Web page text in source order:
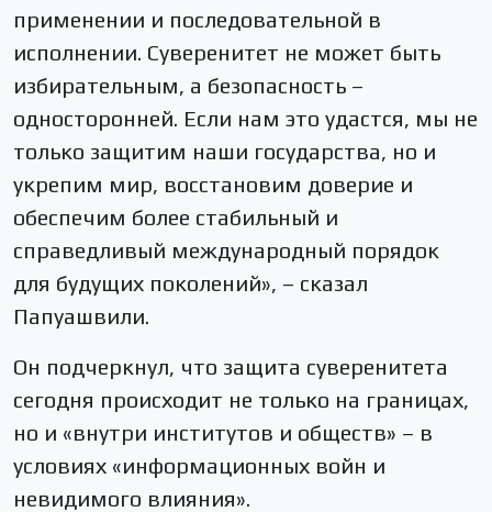
применении и последовательной в
исполнении. Суверенитет не может быть
избирательным, а безопасность –
односторонней. Если нам это удастся, мы не
только защитим наши государства, но и
укрепим мир, восстановим доверие и
обеспечим более стабильный и
справедливый международный порядок
для будущих поколений», – сказал
Папуашвили.
Он подчеркнул, что защита суверенитета
сегодня происходит не только на границах,
но и «внутри институтов и обществ» – в
условиях «информационных войн и
невидимого влияния».